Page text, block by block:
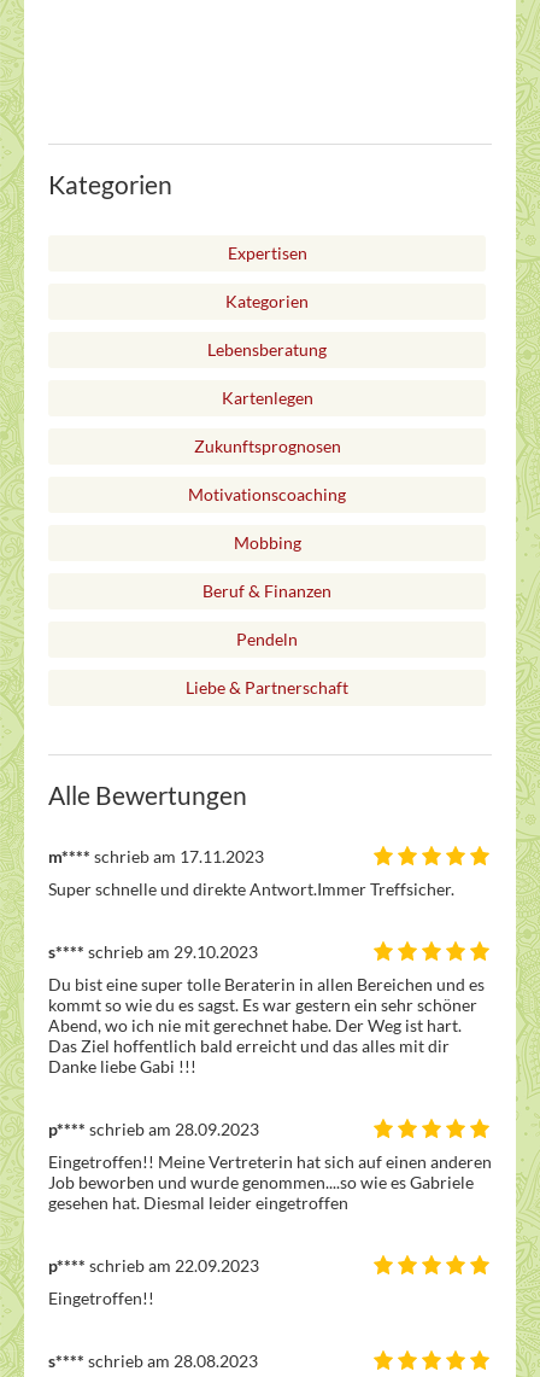
Kategorien
Expertisen
Kategorien
Lebensberatung
Kartenlegen
Zukunftsprognosen
Motivationscoaching
Mobbing
Beruf & Finanzen
Pendeln
Liebe & Partnerschaft
Alle Bewertungen
m**** schrieb am 17.11.2023
Super schnelle und direkte Antwort.Immer Treffsicher.
s**** schrieb am 29.10.2023
Du bist eine super tolle Beraterin in allen Bereichen und es
kommt so wie du es sagst. Es war gestern ein sehr schöner
Abend, wo ich nie mit gerechnet habe. Der Weg ist hart.
Das Ziel hoffentlich bald erreicht und das alles mit dir
Danke liebe Gabi !!!
p**** schrieb am 28.09.2023
Eingetroffen!! Meine Vertreterin hat sich auf einen anderen
Job beworben und wurde genommen....so wie es Gabriele
gesehen hat. Diesmal leider eingetroffen
p**** schrieb am 22.09.2023
Eingetroffen!!
s**** schrieb am 28.08.2023